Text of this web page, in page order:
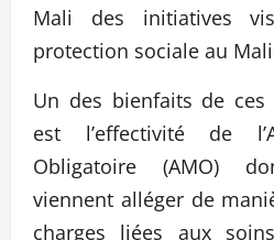
Mali des initiatives
protection sociale au
Un des bienfaits de ces
est l’effectivité de
Obligatoire (AMO)
viennent alléger de
charges liées aux